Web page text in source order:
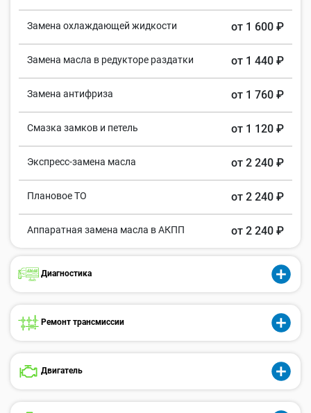
Замена охлаждающей жидкости от 1 600 ₽
Замена масла в редукторе раздатки от 1 440 ₽
Замена антифриза от 1 760 ₽
Смазка замков и петель от 1 120 ₽
Экспресс-замена масла от 2 240 ₽
Плановое ТО от 2 240 ₽
Аппаратная замена масла в АКПП от 2 240 ₽
Диагностика
Ремонт трансмиссии
Двигатель